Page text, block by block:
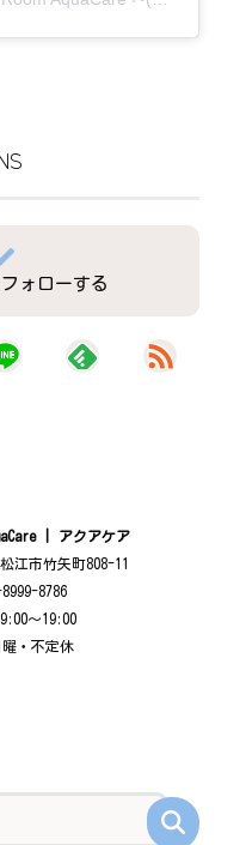
ォローする
| アクアケア
江市竹矢町808-11
8786
〜19:00
・不定休